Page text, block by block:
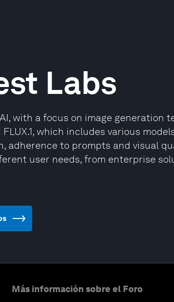
Labs
with a focus on image generation
which includes various
adherence to prompts and visual
user needs, from enterprise
Más información sobre el Foro